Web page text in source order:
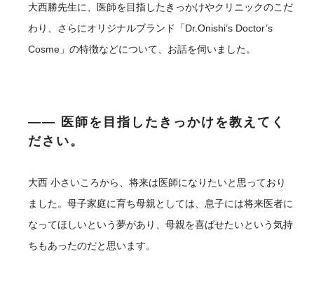
大西勝先生に、医師を目指したきっかけやクリニックのこだ
わり、さらにオリジナルブランド「Dr.Onishi’s Doctor’s
Cosme」の特徴などについて、お話を伺いました。
―― 医師を目指したきっかけを教えてく
ださい。
大西 小さいころから、将来は医師になりたいと思っており
ました。母子家庭に育ち母親としては、息子には将来医者に
なってほしいという夢があり、母親を喜ばせたいという気持
ちもあったのだと思います。